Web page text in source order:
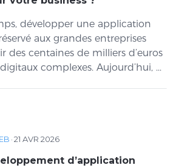
développer une application
aux grandes entreprises
des centaines de milliers d’euros
complexes. Aujourd’hui, ...
·21 AVR 2026
d’application